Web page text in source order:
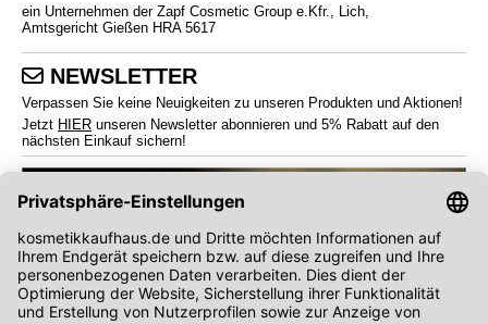
ein Unternehmen der Zapf Cosmetic Group e.Kfr., Lich,
Amtsgericht Gießen HRA 5617
NEWSLETTER
Verpassen Sie keine Neuigkeiten zu unseren Produkten und Aktionen!
Jetzt HIER unseren Newsletter abonnieren und 5% Rabatt auf den
nächsten Einkauf sichern!